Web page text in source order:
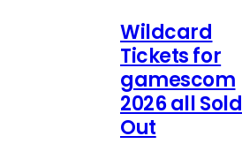
Wildcard
Tickets for
gamescom
2026 all Sold
Out